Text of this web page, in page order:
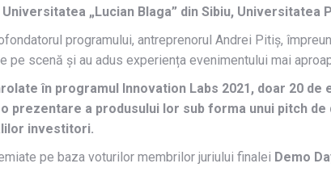
Universitatea „Lucian Blaga” din Sibiu,
programului, antreprenorul Andrei Pitiș,
scenă și au adus experiența evenimentului mai
în programul Innovation Labs 2021, doar 20
prezentare a produsului lor sub forma unui pitch
investitori.
pe baza voturilor membrilor juriului finalei Demo